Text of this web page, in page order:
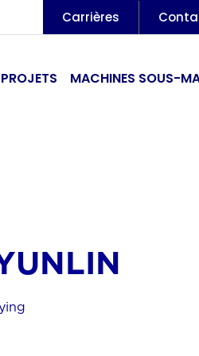
Carrières
PROJETS MACHINES SOUS-